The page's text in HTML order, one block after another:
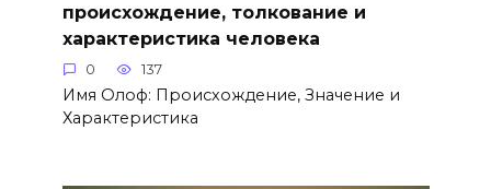
происхождение, толкование и
характеристика человека
0 137
Имя Олоф: Происхождение, Значение и
Характеристика